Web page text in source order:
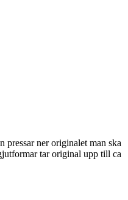
pressar ner originalet man ska
tar original upp till ca